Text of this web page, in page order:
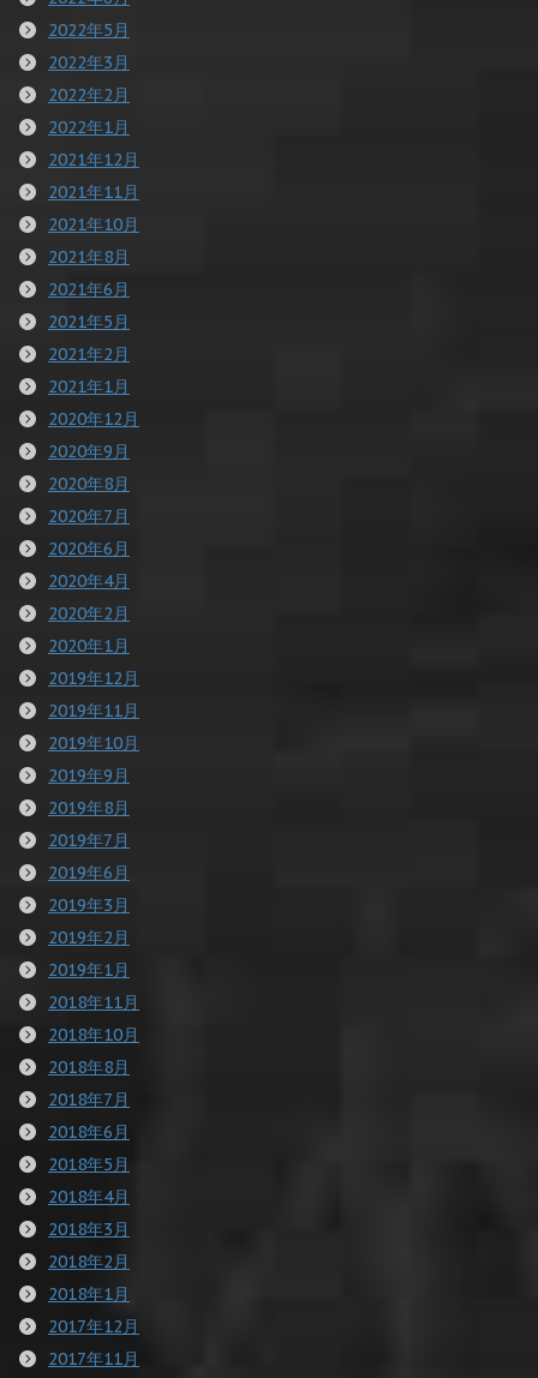
2022年5月
2022年3月
2022年2月
2022年1月
2021年12月
2021年11月
2021年10月
2021年8月
2021年6月
2021年5月
2021年2月
2021年1月
2020年12月
2020年9月
2020年8月
2020年7月
2020年6月
2020年4月
2020年2月
2020年1月
2019年12月
2019年11月
2019年10月
2019年9月
2019年8月
2019年7月
2019年6月
2019年3月
2019年2月
2019年1月
2018年11月
2018年10月
2018年8月
2018年7月
2018年6月
2018年5月
2018年4月
2018年3月
2018年2月
2018年1月
2017年12月
2017年11月